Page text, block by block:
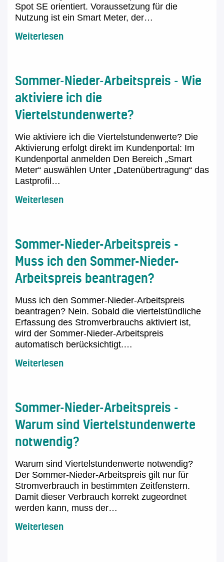
Spot SE orientiert. Voraussetzung für die
Nutzung ist ein Smart Meter, der…
Weiterlesen
Sommer-Nieder-Arbeitspreis - Wie
aktiviere ich die
Viertelstundenwerte?
Wie aktiviere ich die Viertelstundenwerte? Die
Aktivierung erfolgt direkt im Kundenportal: Im
Kundenportal anmelden Den Bereich „Smart
Meter“ auswählen Unter „Datenübertragung“ das
Lastprofil…
Weiterlesen
Sommer-Nieder-Arbeitspreis -
Muss ich den Sommer-Nieder-
Arbeitspreis beantragen?
Muss ich den Sommer-Nieder-Arbeitspreis
beantragen? Nein. Sobald die viertelstündliche
Erfassung des Stromverbrauchs aktiviert ist,
wird der Sommer-Nieder-Arbeitspreis
automatisch berücksichtigt.…
Weiterlesen
Sommer-Nieder-Arbeitspreis -
Warum sind Viertelstundenwerte
notwendig?
Warum sind Viertelstundenwerte notwendig?
Der Sommer-Nieder-Arbeitspreis gilt nur für
Stromverbrauch in bestimmten Zeitfenstern.
Damit dieser Verbrauch korrekt zugeordnet
werden kann, muss der…
Weiterlesen